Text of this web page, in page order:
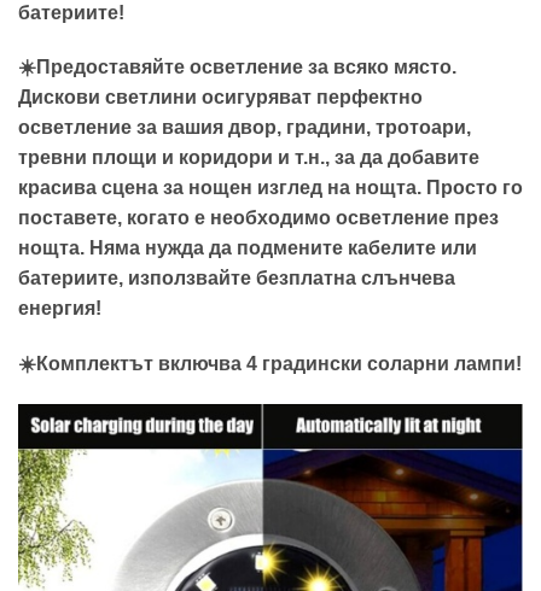
батериите!
☀️Предоставяйте осветление за всяко място.
Дискови светлини осигуряват перфектно
осветление за вашия двор, градини, тротоари,
тревни площи и коридори и т.н., за да добавите
красива сцена за нощен изглед на нощта. Просто го
поставете, когато е необходимо осветление през
нощта. Няма нужда да подмените кабелите или
батериите, използвайте безплатна слънчева
енергия!
☀️Комплектът включва 4 градински соларни лампи!